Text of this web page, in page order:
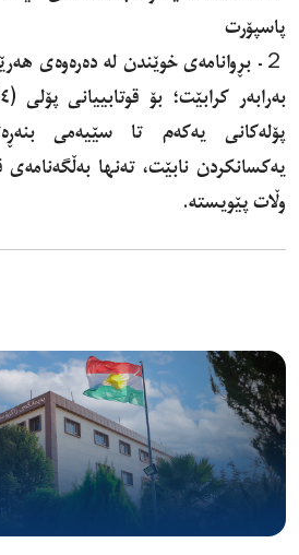
پاسپۆرت
２- بڕوانامەی خوێندن لە دەرەوەی
پۆلەکانی یەکەم تا سێیەمی
یەکسانکردن نابێت، تەنها
وڵات پێویستە.